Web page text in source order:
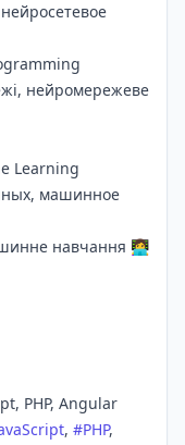
нейромережеве
Learning
машинное
навчання 👩‍💻
PHP, Angular
, #PHP,